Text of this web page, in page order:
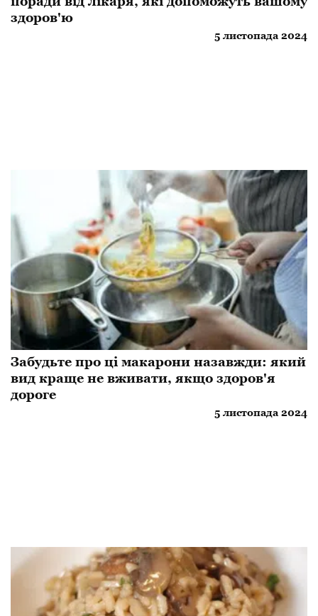
здоров'ю
5 листопада 2024
Забудьте про ці макарони назавжди: який
вид краще не вживати, якщо здоров'я
дороге
5 листопада 2024